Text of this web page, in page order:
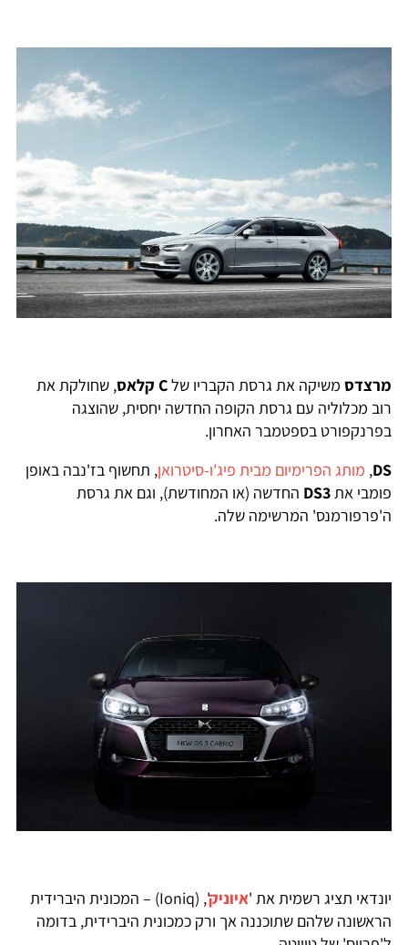
משיקה את גרסת הקבריו שלC קלאס
, שחולקת את
מכלוליה עם גרסת הקופה החדשה יחסית, שהוצגה
בספטמבר האחרון.
,מותג הפרימיום מבית פיג'ו-סיטרואן, תחשוף בז'נבה באופן
אתDS3החדשה (או המחודשת), וגם את גרסת
המרשימה שלה.
תציג רשמית את 'איוניק
', (Ioniq) – המכונית היברידית
שלהם שתוכננה אך ורק כמכונית היברידית, בדומה